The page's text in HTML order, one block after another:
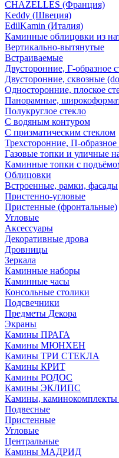
CHAZELLES (Франция)
Keddy (Швеция)
EdilKamin (Италия)
Каминные облицовки из
Вертикально-вытянутые
Встраиваемые
Двусторонние, Г-образное
Двусторонние, сквозные
Односторонние, плоское
Панорамные,
Полукруглое стекло
С водяным контуром
С призматическим стеклом
Трехсторонние, П-образное
Газовые топки и уличные
Каминные топки с
Облицовки
Встроенные, рамки, фасады
Пристенно-угловые
Пристенные (фронтальные)
Угловые
Аксессуары
Декоративные дрова
Дровницы
Зеркала
Каминные наборы
Каминные часы
Консольные столики
Подсвечники
Предметы Декора
Экраны
Камины ПРАГА
Камины МЮНХЕН
Камины ТРИ СТЕКЛА
Камины КРИТ
Камины РОДОС
Камины ЭКЛИПС
Камины,
Подвесные
Пристенные
Угловые
Центральные
Камины МАДРИД